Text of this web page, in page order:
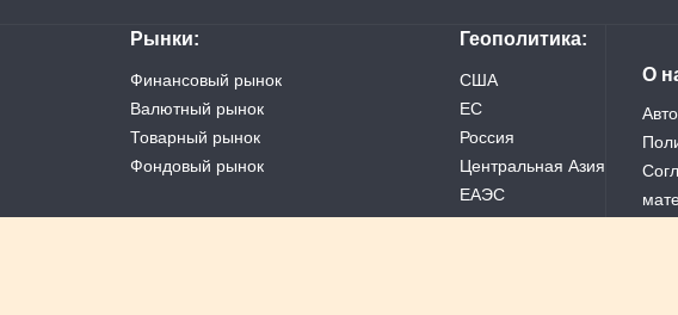
Рынки
Финансовый рынок
Валютный рынок
Товарный рынок
Фондовый рынок
Геополитика
США
ЕС
Россия
Центральная Азия
ЕАЭС
Китай
О